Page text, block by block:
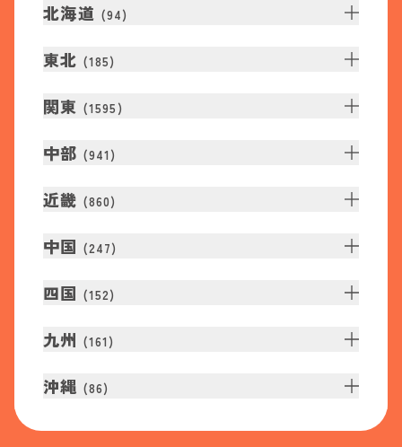
北海道 (94)
東北 (185)
関東 (1595 )
中部 (941 )
近畿 (860)
中国 (247)
四国 (152)
九州 (161 )
沖縄 (86)